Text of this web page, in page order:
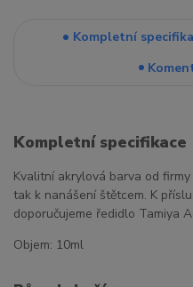
Kompletní
Kompletní specifikace
Kvalitní akrylová barva od
tak k nanášení štětcem. K
doporučujeme ředidlo Tamiya
Objem: 10ml